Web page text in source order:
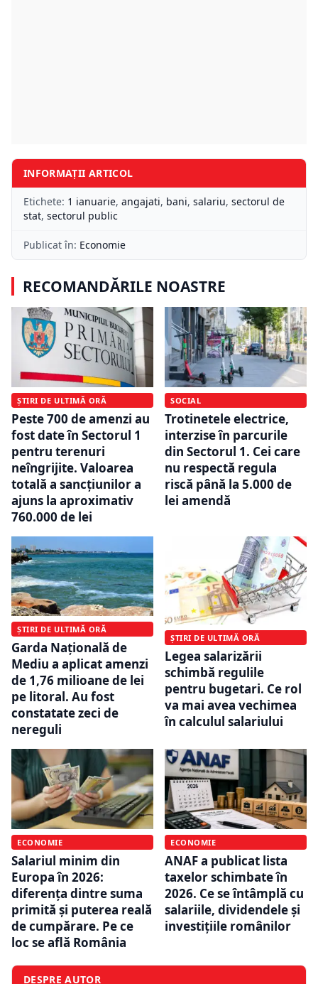
INFORMAȚII ARTICOL
Etichete: 1 ianuarie, angajati, bani, salariu, sectorul de
stat, sectorul public
Publicat în: Economie
RECOMANDĂRILE NOASTRE
ȘTIRI DE ULTIMĂ ORĂ
Peste 700 de amenzi au
fost date în Sectorul 1
pentru terenuri
neîngrijite. Valoarea
totală a sancțiunilor a
ajuns la aproximativ
760.000 de lei
SOCIAL
Trotinetele electrice,
interzise în parcurile
din Sectorul 1. Cei care
nu respectă regula
riscă până la 5.000 de
lei amendă
ȘTIRI DE ULTIMĂ ORĂ
Garda Națională de
Mediu a aplicat amenzi
de 1,76 milioane de lei
pe litoral. Au fost
constatate zeci de
nereguli
ȘTIRI DE ULTIMĂ ORĂ
Legea salarizării
schimbă regulile
pentru bugetari. Ce rol
va mai avea vechimea
în calculul salariului
ECONOMIE
Salariul minim din
Europa în 2026:
diferența dintre suma
primită și puterea reală
de cumpărare. Pe ce
loc se află România
ECONOMIE
ANAF a publicat lista
taxelor schimbate în
2026. Ce se întâmplă cu
salariile, dividendele și
investițiile românilor
DESPRE AUTOR